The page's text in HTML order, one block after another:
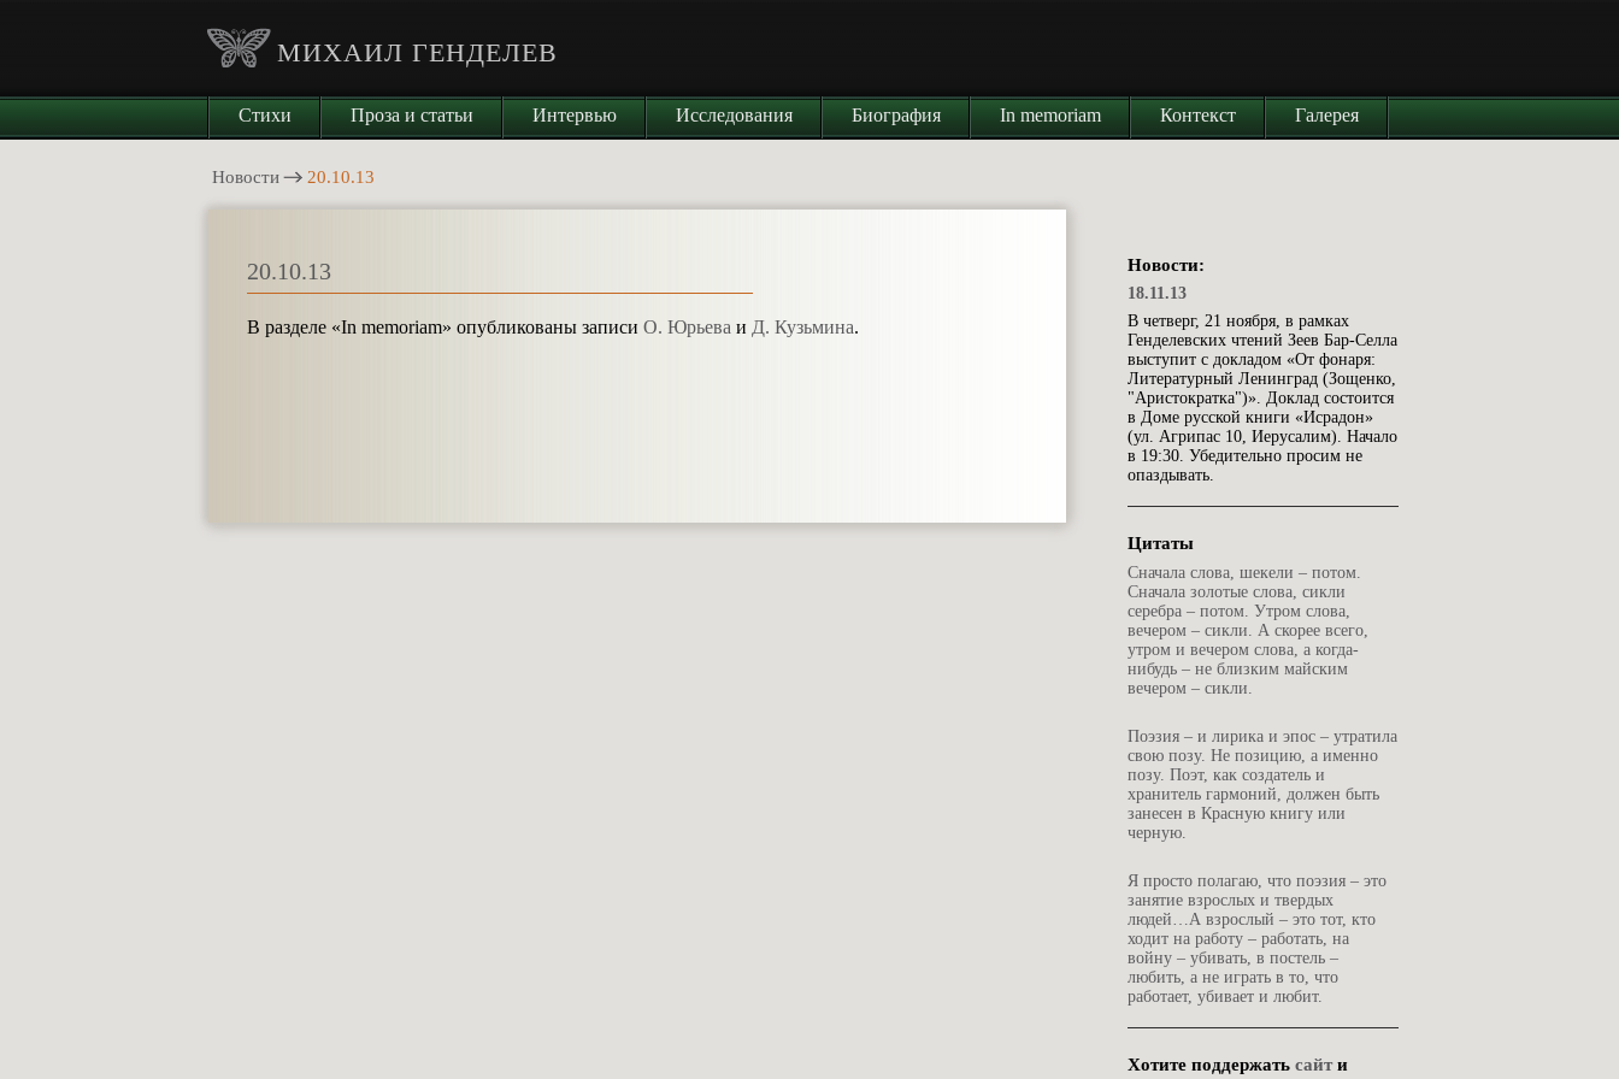
МИХАИЛ ГЕНДЕЛЕВ
Стихи Проза и статьи Интервью Исследования Биография In memoriam Контекст Галерея
Новости 20.10.13
20.10.13
В разделе «In memoriam» опубликованы записи О. Юрьева и Д. Кузьмина.
Новости:
18.11.13
В четверг, 21 ноября, в рамках
Генделевских чтений Зеев Бар-Селла
выступит с докладом «От фонаря:
Литературный Ленинград (Зощенко,
"Аристократка")». Доклад состоится
в Доме русской книги «Исрадон»
(ул. Агрипас 10, Иерусалим). Начало
в 19:30. Убедительно просим не
опаздывать.
Цитаты
Сначала слова, шекели – потом.
Сначала золотые слова, сикли
серебра – потом. Утром слова,
вечером – сикли. А скорее всего,
утром и вечером слова, а когда-
нибудь – не близким майским
вечером – сикли.
Поэзия – и лирика и эпос – утратила
свою позу. Не позицию, а именно
позу. Поэт, как создатель и
хранитель гармоний, должен быть
занесен в Красную книгу или
черную.
Я просто полагаю, что поэзия – это
занятие взрослых и твердых
людей…А взрослый – это тот, кто
ходит на работу – работать, на
войну – убивать, в постель –
любить, а не играть в то, что
работает, убивает и любит.
Хотите поддержать сайти